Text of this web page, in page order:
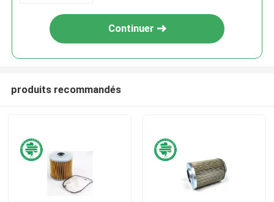
Continuer
produits recommandés